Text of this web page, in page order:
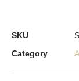
SKU
Category